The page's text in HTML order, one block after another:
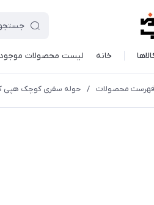
خانه لیست محصولات موجود
فهرست محصولات / حوله سفری کوچک هپی کمپ